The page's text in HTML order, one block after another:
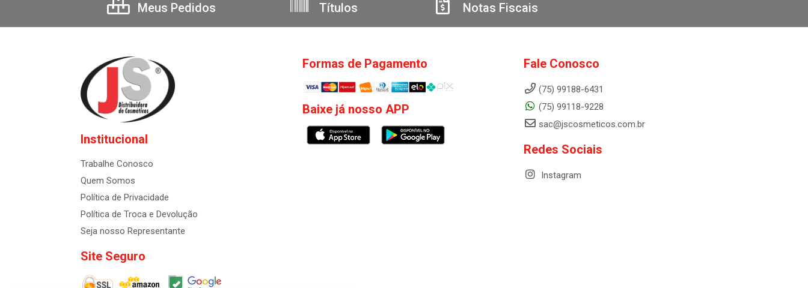
Meus Pedidos Títulos Notas Fiscais
Institucional
Trabalhe Conosco
Quem Somos
Política de Privacidade
Política de Troca e Devolução
Seja nosso Representante
Site Seguro
Formas de Pagamento
Baixe já nosso APP
Fale Conosco
(75) 99188-6431
(75) 99118-9228
sac@jscosmeticos.com.br
Redes Sociais
Instagram